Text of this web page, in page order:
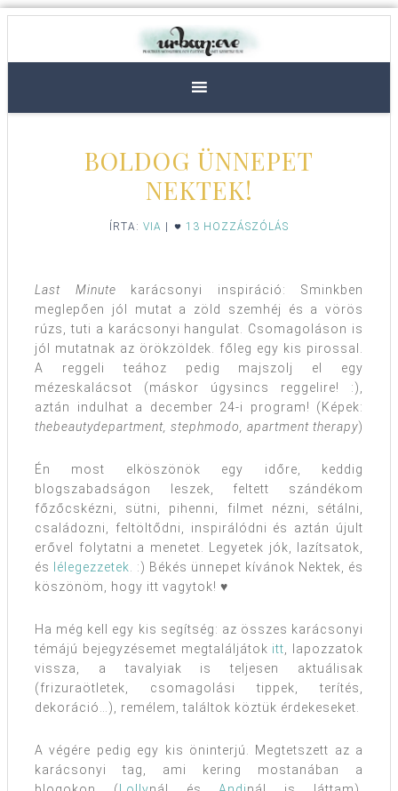
BOLDOG ÜNNEPET
NEKTEK!
ÍRTA: VIA 13 HOZZÁSZÓLÁS
Last Minute karácsonyi inspiráció: Sminkben
meglepően jól mutat a zöld szemhéj és a vörös
rúzs, tuti a karácsonyi hangulat. Csomagoláson is
jól mutatnak az örökzöldek. főleg egy kis pirossal.
A reggeli teához pedig majszolj el egy
mézeskalácsot (máskor úgysincs reggelire! :),
aztán indulhat a december 24-i program! (Képek:
thebeautydepartment, stephmodo, apartment therapy)
Én most elköszönök egy időre, keddig
blogszabadságon leszek, feltett szándékom
főzőcskézni, sütni, pihenni, filmet nézni, sétálni,
családozni, feltöltődni, inspirálódni és aztán újult
erővel folytatni a menetet. Legyetek jók, lazítsatok,
és
lélegezzetek. :) Békés ünnepet kívánok Nektek, és
köszönöm, hogy itt vagytok! ♥
Ha még kell egy kis segítség: az összes karácsonyi
témájú bejegyzésemet megtaláljátok itt, lapozzatok
vissza, a tavalyiak is teljesen aktuálisak
(frizuraötletek, csomagolási tippek, terítés,
dekoráció…), remélem, találtok köztük érdekeseket.
A végére pedig egy kis öninterjú. Megtetszett az a
karácsonyi tag, ami kering mostanában a